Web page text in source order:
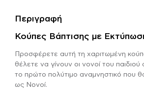
Περιγραφή
Κούπες Βάπτισης με
Προσφέρετε αυτή τη χαριτωμένη
θέλετε να γίνουν οι νονοί του
το πρώτο πολύτιμο αναμνηστικό που
ως Νονοί.